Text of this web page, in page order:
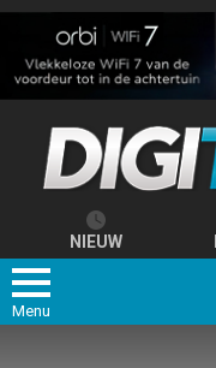
NIEUW
Menu